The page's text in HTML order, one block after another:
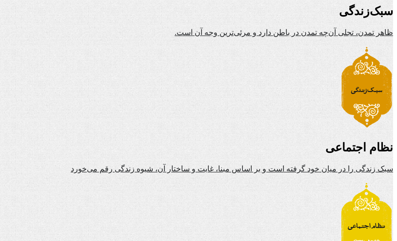
سبک‌زندگی
ظاهر تمدن، تجلی آن‌چه تمدن در باطن دارد و مرئی‌ترین وجه آن است.
نظام اجتماعی
سبک زندگی را در میان خود گرفته است و بر اساس مبنا، غایت و ساختار آن، شیوه زندگی رقم می‌خورد